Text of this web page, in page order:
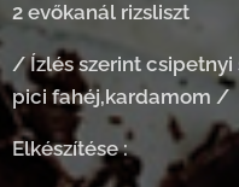
2 evőkanál rizsliszt
/ Ízlés szerint csipetnyi
pici fahéj,kardamom /
Elkészítése :